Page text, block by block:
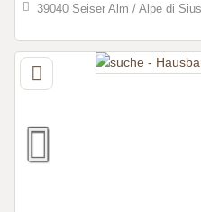
39040 Seiser Alm / Alpe di